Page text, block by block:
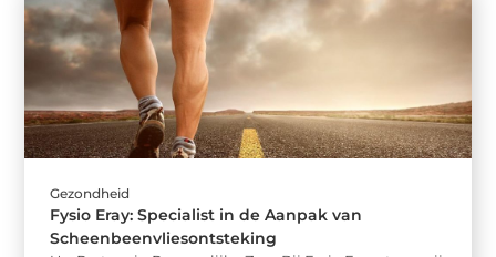
Gezondheid
Fysio Eray: Specialist in de Aanpak van
Scheenbeenvliesontsteking